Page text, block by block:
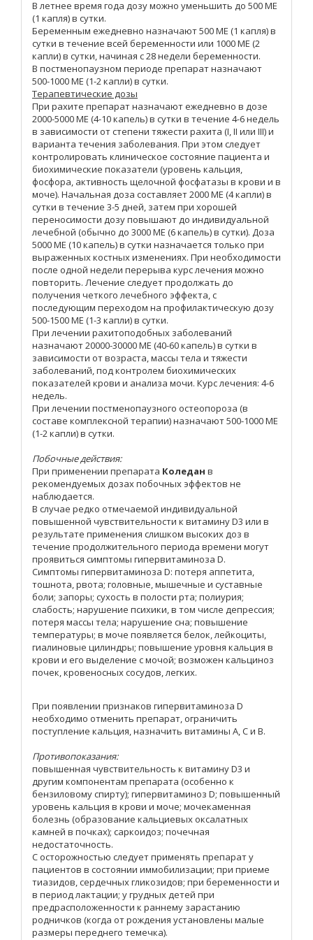
В летнее время года дозу можно уменьшить до 500 МЕ
(1 капля) в сутки.
Беременным ежедневно назначают 500 МЕ (1 капля) в
сутки в течение всей беременности или 1000 МЕ (2
капли) в сутки, начиная с 28 недели беременности.
В постменопаузном периоде препарат назначают
500-1000 МЕ (1-2 капли) в сутки.
Терапевтические дозы
При рахите препарат назначают ежедневно в дозе
2000-5000 МЕ (4-10 капель) в сутки в течение 4-6 недель
в зависимости от степени тяжести рахита (I, II или III) и
варианта течения заболевания. При этом следует
контролировать клиническое состояние пациента и
биохимические показатели (уровень кальция,
фосфора, активность щелочной фосфатазы в крови и в
моче). Начальная доза составляет 2000 МЕ (4 капли) в
сутки в течение 3-5 дней, затем при хорошей
переносимости дозу повышают до индивидуальной
лечебной (обычно до 3000 МЕ (6 капель) в сутки). Доза
5000 МЕ (10 капель) в сутки назначается только при
выраженных костных изменениях. При необходимости
после одной недели перерыва курс лечения можно
повторить. Лечение следует продолжать до
получения четкого лечебного эффекта, с
последующим переходом на профилактическую дозу
500-1500 МЕ (1-3 капли) в сутки.
При лечении рахитоподобных заболеваний
назначают 20000-30000 МЕ (40-60 капель) в сутки в
зависимости от возраста, массы тела и тяжести
заболеваний, под контролем биохимических
показателей крови и анализа мочи. Курс лечения: 4-6
недель.
При лечении постменопаузного остеопороза (в
составе комплексной терапии) назначают 500-1000 МЕ
(1-2 капли) в сутки.
Побочные действия:
При применении препарата Коледан в
рекомендуемых дозах побочных эффектов не
наблюдается.
В случае редко отмечаемой индивидуальной
повышенной чувствительности к витамину D3 или в
результате применения слишком высоких доз в
течение продолжительного периода времени могут
проявиться симптомы гипервитаминоза D.
Симптомы гипервитаминоза D: потеря аппетита,
тошнота, рвота; головные, мышечные и суставные
боли; запоры; сухость в полости рта; полиурия;
слабость; нарушение психики, в том числе депрессия;
потеря массы тела; нарушение сна; повышение
температуры; в моче появляется белок, лейкоциты,
гиалиновые цилиндры; повышение уровня кальция в
крови и его выделение с мочой; возможен кальциноз
почек, кровеносных сосудов, легких.
При появлении признаков гипервитаминоза D
необходимо отменить препарат, ограничить
поступление кальция, назначить витамины А, С и В.
Противопоказания:
повышенная чувствительность к витамину D3 и
другим компонентам препарата (особенно к
бензиловому спирту); гипервитаминоз D; повышенный
уровень кальция в крови и моче; мочекаменная
болезнь (образование кальциевых оксалатных
камней в почках); саркоидоз; почечная
недостаточность.
С осторожностью следует применять препарат у
пациентов в состоянии иммобилизации; при приеме
тиазидов, сердечных гликозидов; при беременности и
в период лактации; у грудных детей при
предрасположенности к раннему зарастанию
родничков (когда от рождения установлены малые
размеры переднего темечка).